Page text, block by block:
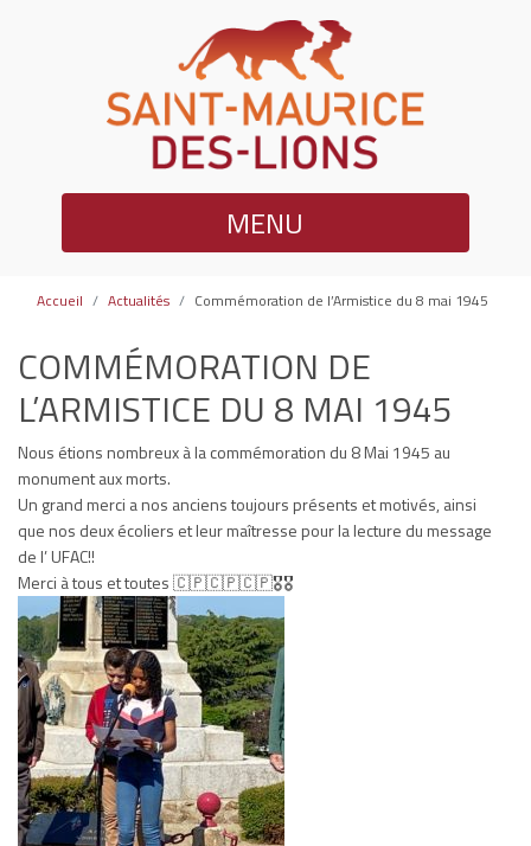
MENU
Accueil Actualités Commémoration de l’Armistice du 8 mai 1945
COMMÉMORATION DE
L’ARMISTICE DU 8 MAI 1945
Nous étions nombreux à la commémoration du 8 Mai 1945 au
monument aux morts.
Un grand merci a nos anciens toujours présents et motivés, ainsi
que nos deux écoliers et leur maîtresse pour la lecture du message
de l’ UFAC!!
Merci à tous et toutes 🇨🇵🇨🇵🇨🇵🎖️🎖️